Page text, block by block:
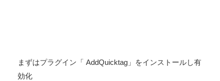
まずはプラグイン「 AddQuicktag 」をインストールし有
効化